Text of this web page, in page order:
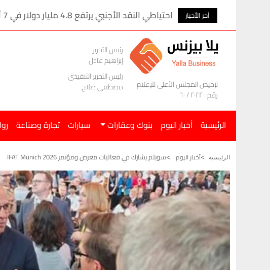
آخر الأخبار احتياطي النقد الأجنبي يرتفع 4.8 مليار دولار في 7 أشهر
ترخيص المجلس الأعلى للإعلام
رقم : ٢٠٢٢ / ٦٠
رئيس التحرير
إبراهيم عادل
رئيس التحرير التنفيذى
مصطفى صلاح
الرئيسية أخبار اليوم بنوك وعقارات سيارات تجارة وصناعة
الرئيسيه أخبار اليوم سويلم يشارك في فعاليات معرض ومؤتمر IFAT Munich 2026